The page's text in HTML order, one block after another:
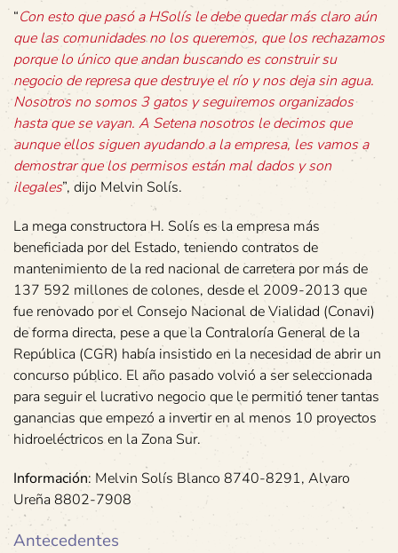
“Con esto que pasó a HSolís le debe quedar más claro aún
que las comunidades no los queremos, que los rechazamos
porque lo único que andan buscando es construir su
negocio de represa que destruye el río y nos deja sin agua.
Nosotros no somos 3 gatos y seguiremos organizados
hasta que se vayan. A Setena nosotros le decimos que
aunque ellos siguen ayudando a la empresa, les vamos a
demostrar que los permisos están mal dados y son
ilegales”, dijo Melvin Solís.
La mega constructora H. Solís es la empresa más
beneficiada por del Estado, teniendo contratos de
mantenimiento de la red nacional de carretera por más de
137 592 millones de colones, desde el 2009-2013 que
fue renovado por el Consejo Nacional de Vialidad (Conavi)
de forma directa, pese a que la Contraloría General de la
República (CGR) había insistido en la necesidad de abrir un
concurso público. El año pasado volvió a ser seleccionada
para seguir el lucrativo negocio que le permitió tener tantas
ganancias que empezó a invertir en al menos 10 proyectos
hidroeléctricos en la Zona Sur.
Información: Melvin Solís Blanco 8740-8291, Alvaro
Ureña 8802-7908
Antecedentes